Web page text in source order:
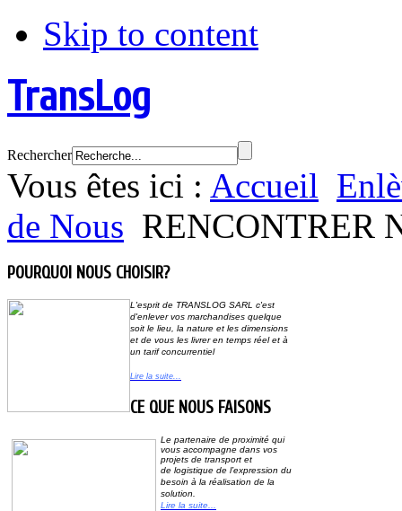
Skip to content
TransLog
Rechercher
Vous êtes ici : Accueil
de Nous RENCONTRER
POURQUOI NOUS CHOISIR?
L'esprit de TRANSLOG SARL c'est
d'enlever vos marchandises quelque
soit le lieu, la nature et les dimensions
et de vous les livrer en temps réel et à
un tarif concurrentiel
Lire la suite...
CE QUE NOUS FAISONS
Le partenaire de proximité qui
vous accompagne dans vos
projets de transport et
de logistique de l’expression du
besoin à la réalisation de la
solution.
Lire la suite...